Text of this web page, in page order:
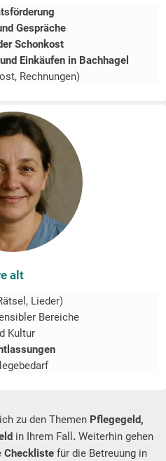
Gespräche
Schonkost
Einkäufen in Bachhagel
Rechnungen)
alt
Lieder)
Bereiche
Kultur
zu den Themen Pflegegeld,
in Ihrem Fall . Weiterhin gehen
Checkliste für die Betreuung in